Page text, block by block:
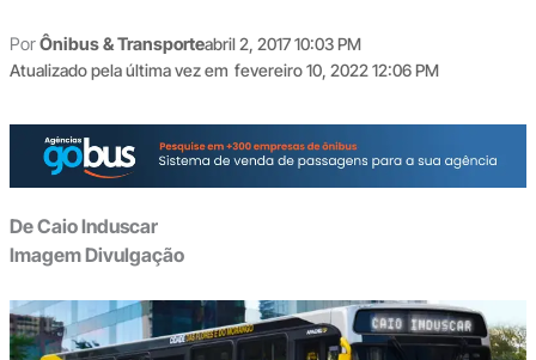
PorÔnibus & Transporteabril 2, 2017 10:03 PM
Atualizado pela última vez em fevereiro 10, 2022 12:06 PM
De Caio Induscar
Imagem Divulgação